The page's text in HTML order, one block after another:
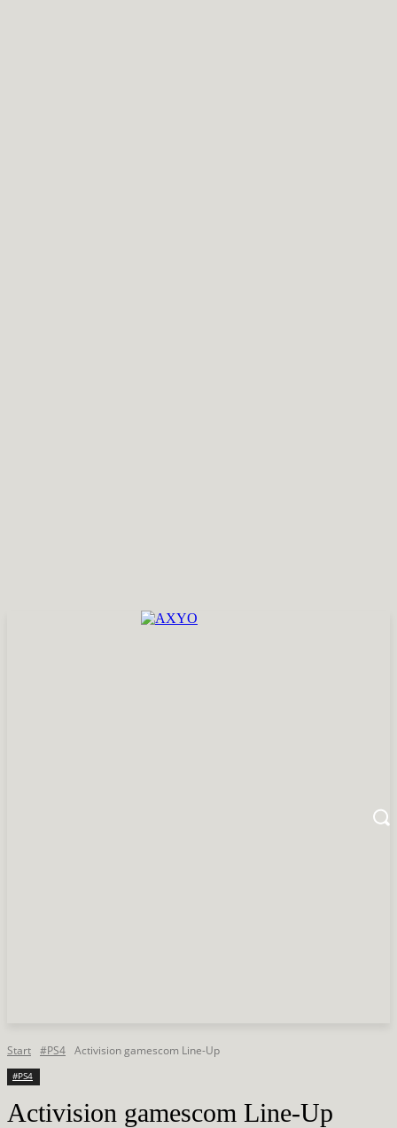
Start #PS4 Activision gamescom Line-Up
#PS4
Activision gamescom Line-Up